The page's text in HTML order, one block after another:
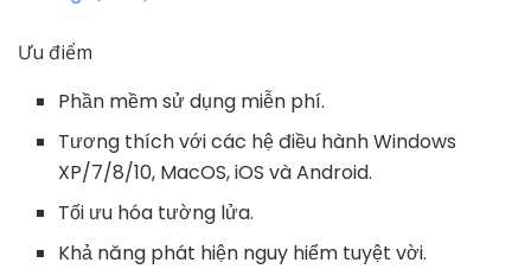
Ưu điểm
Phần mềm sử dụng miễn phí.
Tương thích với các hệ điều hành Windows
XP/7/8/10, MacOS, iOS và Android.
Tối ưu hóa tường lửa.
Khả năng phát hiện nguy hiểm tuyệt vời.